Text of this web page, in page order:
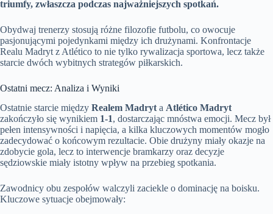
triumfy, zwłaszcza podczas najważniejszych spotkań.
Obydwaj trenerzy stosują różne filozofie futbolu, co owocuje
pasjonującymi pojedynkami między ich drużynami. Konfrontacje
Realu Madryt z Atlético to nie tylko rywalizacja sportowa, lecz także
starcie dwóch wybitnych strategów piłkarskich.
Ostatni mecz: Analiza i Wyniki
Ostatnie starcie między Realem Madryta Atlético Madryt
zakończyło się wynikiem 1-1, dostarczając mnóstwa emocji. Mecz był
pełen intensywności i napięcia, a kilka kluczowych momentów mogło
zadecydować o końcowym rezultacie. Obie drużyny miały okazje na
zdobycie gola, lecz to interwencje bramkarzy oraz decyzje
sędziowskie miały istotny wpływ na przebieg spotkania.
Zawodnicy obu zespołów walczyli zaciekle o dominację na boisku.
Kluczowe sytuacje obejmowały: